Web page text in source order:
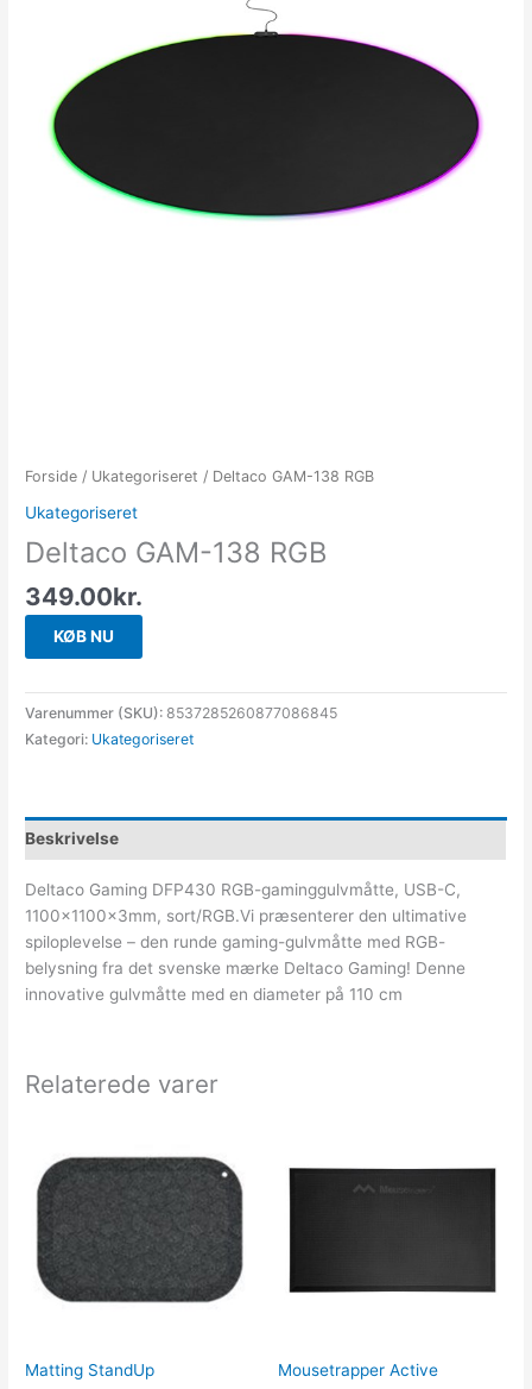
Forside / Ukategoriseret / Deltaco GAM-138 RGB
Ukategoriseret
Deltaco GAM-138 RGB
349.00kr.
KØB NU
Varenummer (SKU):8537285260877086845
Kategori: Ukategoriseret
Beskrivelse
Deltaco Gaming DFP430 RGB-gaminggulvmåtte, USB-C,
1100x1100x3mm, sort/RGB.Vi præsenterer den ultimative
spiloplevelse – den runde gaming-gulvmåtte med RGB-
belysning fra det svenske mærke Deltaco Gaming! Denne
innovative gulvmåtte med en diameter på 110 cm
Relaterede varer
Matting StandUp Mousetrapper Active